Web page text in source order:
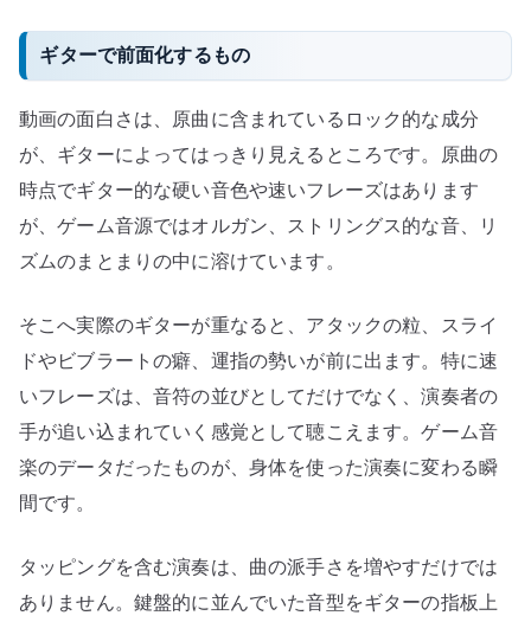
ギターで前面化するもの
動画の面白さは、原曲に含まれているロック的な成分
が、ギターによってはっきり見えるところです。原曲の
時点でギター的な硬い音色や速いフレーズはあります
が、ゲーム音源ではオルガン、ストリングス的な音、リ
ズムのまとまりの中に溶けています。
そこへ実際のギターが重なると、アタックの粒、スライ
ドやビブラートの癖、運指の勢いが前に出ます。特に速
いフレーズは、音符の並びとしてだけでなく、演奏者の
手が追い込まれていく感覚として聴こえます。ゲーム音
楽のデータだったものが、身体を使った演奏に変わる瞬
間です。
タッピングを含む演奏は、曲の派手さを増やすだけでは
ありません。鍵盤的に並んでいた音型をギターの指板上